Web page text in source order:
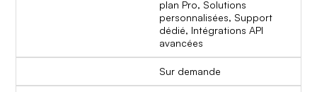
plan Pro, Solutions
personnalisées, Support
dédié, Intégrations API
avancées
Sur demande